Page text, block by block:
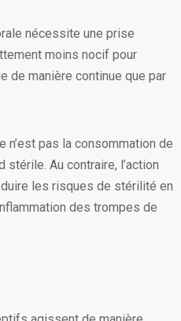
nécessite une prise
moins nocif pour
de manière continue que par
n’est pas la consommation de
Au contraire, l’action
les risques de stérilité en
des trompes de